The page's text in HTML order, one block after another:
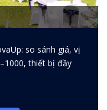
đây: so
mới
so sánh giá, vị
thiết bị đầy